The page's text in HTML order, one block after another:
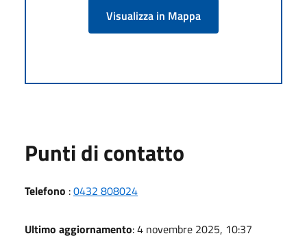
Visualizza in Mappa
Punti di contatto
Telefono :0432 808024
Ultimo aggiornamento: 4 novembre 2025, 10:37